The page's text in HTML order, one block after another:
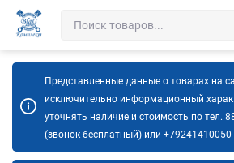
Представленные данные о товарах на
исключительно информационный
уточнять наличие и стоимость по тел.
(звонок бесплатный) или +79241410050